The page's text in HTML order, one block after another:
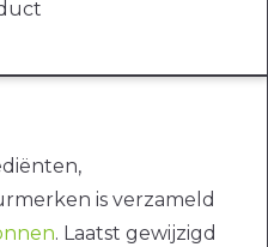
is verzameld
. Laatst gewijzigd